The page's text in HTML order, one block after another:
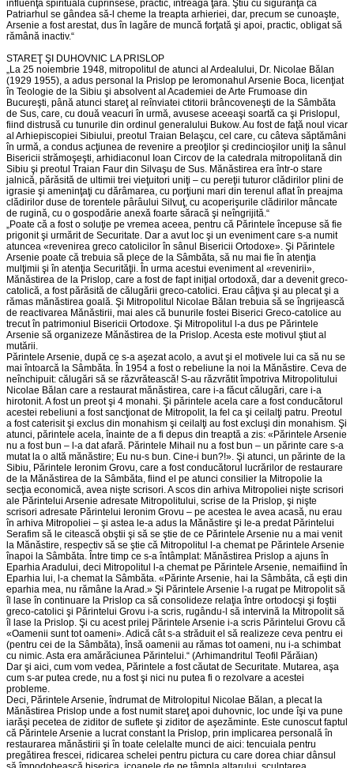
influenţă spirituală cuprinsese, practic, întreaga ţară. Ştiu cu siguranţă că
Patriarhul se gândea să-l cheme la treapta arhieriei, dar, precum se cunoaşte,
Arsenie a fost arestat, dus în lagăre de muncă forţată şi apoi, practic, obligat să
rămână inactiv.“
STAREŢ ŞI DUHOVNIC LA PRISLOP
„La 25 noiembrie 1948, mitropolitul de atunci al Ardealului, Dr. Nicolae Bălan
(1929 1955), a adus personal la Prislop pe Ieromonahul Arsenie Boca, licenţiat
în Teologie de la Sibiu şi absolvent al Academiei de Arte Frumoase din
Bucureşti, până atunci stareţ al reînviatei ctitorii brâncoveneşti de la Sâmbăta
de Sus, care, cu două veacuri în urmă, avusese aceeaşi soartă ca şi Prislopul,
fiind distrusă cu tunurile din ordinul generalului Bukow. Au fost de faţă noul vicar
al Arhiepiscopiei Sibiului, preotul Traian Belaşcu, cel care, cu câteva săptămâni
în urmă, a condus acţiunea de revenire a preoţilor şi credincioşilor uniţi la sânul
Bisericii strămoşeşti, arhidiaconul Ioan Circov de la catedrala mitropolitană din
Sibiu şi preotul Traian Faur din Silvaşu de Sus. Mănăstirea era într-o stare
jalnică, părăsită de ultimii trei vieţuitori uniţi – cu pereţii tuturor clădirilor plini de
igrasie şi ameninţaţi cu dărâmarea, cu porţiuni mari din terenul aflat în preajma
clădirilor duse de torentele pârâului Silvuţ, cu acoperişurile clădirilor mâncate
de rugină, cu o gospodărie anexă foarte săracă şi neîngrijită.“
„Poate că a fost o soluţie pe vremea aceea, pentru că Părintele începuse să fie
prigonit şi urmărit de Securitate. Dar a avut loc şi un eveniment care s-a numit
atuncea «revenirea greco catolicilor în sânul Bisericii Ortodoxe». Şi Părintele
Arsenie poate că trebuia să plece de la Sâmbăta, să nu mai fie în atenţia
mulţimii şi în atenţia Securităţii. În urma acestui eveniment al «revenirii»,
Mănăstirea de la Prislop, care a fost de fapt iniţial ortodoxă, dar a devenit greco-
catolică, a fost părăsită de călugării greco-catolici. Erau câţiva şi au plecat şi a
rămas mănăstirea goală. Şi Mitropolitul Nicolae Bălan trebuia să se îngrijească
de reactivarea Mănăstirii, mai ales că bunurile fostei Biserici Greco-catolice au
trecut în patrimoniul Bisericii Ortodoxe. Şi Mitropolitul l-a dus pe Părintele
Arsenie să organizeze Mănăstirea de la Prislop. Acesta este motivul ştiut al
mutării.
Părintele Arsenie, după ce s-a aşezat acolo, a avut şi el motivele lui ca să nu se
mai întoarcă la Sâmbăta. În 1954 a fost o rebeliune la noi la Mănăstire. Ceva de
neînchipuit: călugări să se răzvrătească! S-au răzvrătit împotriva Mitropolitului
Nicolae Bălan care a restaurat mănăstirea, care i-a făcut călugări, care i-a
hirotonit. A fost un preot şi 4 monahi. Şi părintele acela care a fost conducătorul
acestei rebeliuni a fost sancţionat de Mitropolit, la fel ca şi ceilalţi patru. Preotul
a fost caterisit şi exclus din monahism şi ceilalţi au fost excluşi din monahism. Şi
atunci, părintele acela, înainte de a fi depus din treaptă a zis: «Părintele Arsenie
nu a fost bun – l-a dat afară. Părintele Mihail nu a fost bun – un părinte care s-a
mutat la o altă mănăstire; Eu nu-s bun. Cine-i bun?!». Şi atunci, un părinte de la
Sibiu, Părintele Ieronim Grovu, care a fost conducătorul lucrărilor de restaurare
de la Mănăstirea de la Sâmbăta, fiind el pe atunci consilier la Mitropolie la
secţia economică, avea nişte scrisori. A scos din arhiva Mitropoliei nişte scrisori
ale Părintelui Arsenie adresate Mitropolitului, scrise de la Prislop, şi nişte
scrisori adresate Părintelui Ieronim Grovu – pe acestea le avea acasă, nu erau
în arhiva Mitropoliei – şi astea le-a adus la Mănăstire şi le-a predat Părintelui
Serafim să le citească obştii şi să se ştie de ce Părintele Arsenie nu a mai venit
la Mănăstire, respectiv să se ştie că Mitropolitul l-a chemat pe Părintele Arsenie
înapoi la Sâmbăta. Între timp ce s-a întâmplat: Mănăstirea Prislop a ajuns în
Eparhia Aradului, deci Mitropolitul l-a chemat pe Părintele Arsenie, nemaifiind în
Eparhia lui, l-a chemat la Sâmbăta. «Părinte Arsenie, hai la Sâmbăta, că eşti din
eparhia mea, nu rămâne la Arad.» Şi Părintele Arsenie l-a rugat pe Mitropolit să
îl lase în continuare la Prislop ca să consolideze relaţia între ortodocşi şi foştii
greco-catolici şi Părintelui Grovu i-a scris, rugându-l să intervină la Mitropolit să
îl lase la Prislop. Şi cu acest prilej Părintele Arsenie i-a scris Părintelui Grovu că
«Oamenii sunt tot oameni». Adică cât s-a străduit el să realizeze ceva pentru ei
(pentru cei de la Sâmbăta), însă oamenii au rămas tot oameni, nu i-a schimbat
cu nimic. Asta era amărăciunea Părintelui.“ (Arhimandritul Teofil Părăian)
Dar şi aici, cum vom vedea, Părintele a fost căutat de Securitate. Mutarea, aşa
cum s-ar putea crede, nu a fost şi nici nu putea fi o rezolvare a acestei
probleme.
Deci, Părintele Arsenie, îndrumat de Mitrolopitul Nicolae Bălan, a plecat la
Mănăstirea Prislop unde a fost numit stareţ apoi duhovnic, loc unde îşi va pune
iarăşi pecetea de ziditor de suflete şi ziditor de aşezăminte. Este cunoscut faptul
că Părintele Arsenie a lucrat constant la Prislop, prin implicarea personală în
restaurarea mănăstirii şi în toate celelalte munci de aici: tencuiala pentru
pregătirea frescei, ridicarea schelei pentru pictura cu care dorea chiar dânsul